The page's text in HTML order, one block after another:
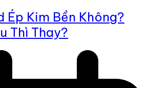
Ép Kim Bền Không?
Thì Thay?